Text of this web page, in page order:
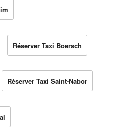
Réserver Taxi Boersch
Réserver Taxi Saint-Nabor